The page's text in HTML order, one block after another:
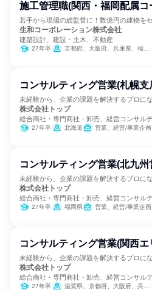
施工管理職(関西・福岡配属コ
若手から現場の総監督に！数億円の建物を
生和コーポレーション株式会社
建築設計、建設・土木、不動産
27年卒 京都府、大阪府、兵庫県、福岡県
コンサルティング営業(札幌支
未経験から、企業の課題を解決するプロにな
株式会社トップ
総合商社・専門商社・卸売、経営コンサル
27年卒 北海道 営業、経営/事業企画
コンサルティング営業(北九州
未経験から、企業の課題を解決するプロにな
株式会社トップ
総合商社・専門商社・卸売、経営コンサル
27年卒 福岡県 営業、経営/事業企画
コンサルティング営業(関西エ
未経験から、企業の課題を解決するプロにな
株式会社トップ
総合商社・専門商社・卸売、経営コンサル
27年卒 滋賀県、京都府、大阪府、兵庫県